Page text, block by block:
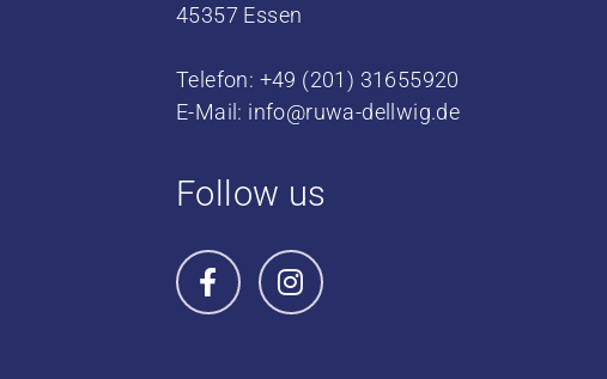
45357 Essen
Telefon: +49 (201) 31655920
E-Mail: info@ruwa-dellwig.de
Follow us